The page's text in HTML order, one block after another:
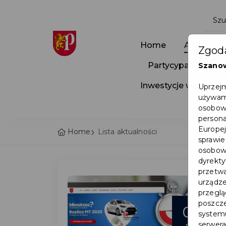
Home
Partycypacja
Inwestycje w
Home Lista aktualności
08